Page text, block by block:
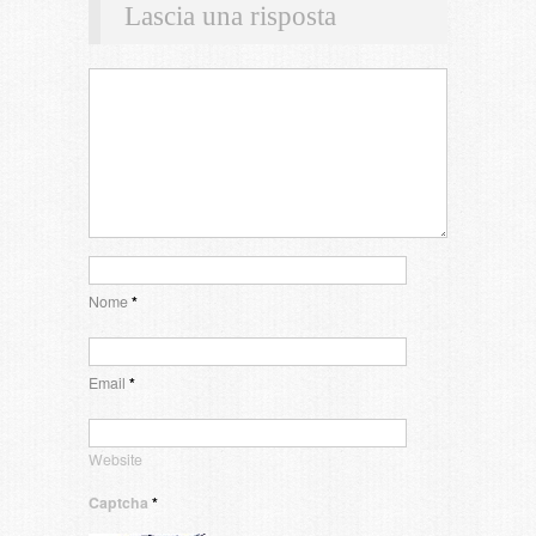
Lascia una risposta
Nome*
Email *
Website
Captcha *